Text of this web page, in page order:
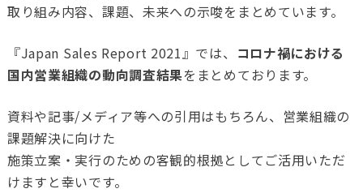
取り組み内容、課題、未来への示唆をまとめています。
『Japan Sales Report 2021』では、 コロナ禍における
国内営業組織の動向調査結果をまとめております。
資料や記事/メディア等への引用はもちろん、営業組織の
課題解決に向けた
施策立案・実行のための客観的根拠としてご活用いただ
けますと幸いです。